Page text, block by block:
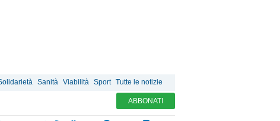
Sanità Viabilità Sport Tutte le notizie
ABBONATI